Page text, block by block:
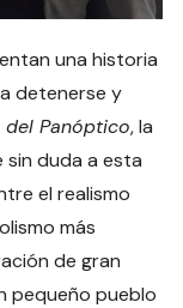
una historia
detenerse y
del Panóptico, la
duda a esta
el realismo
más
de gran
pequeño pueblo